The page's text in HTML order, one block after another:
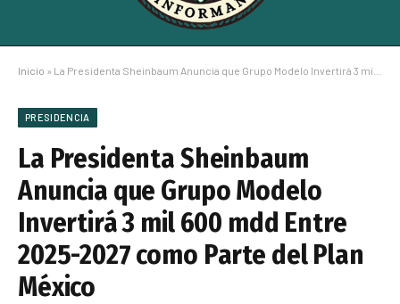
Inicio » La Presidenta Sheinbaum Anuncia que Grupo Modelo Invertirá 3 mil 600 mdd Entre 2025-2027 como Parte del Plan México
PRESIDENCIA
La Presidenta Sheinbaum
Anuncia que Grupo Modelo
Invertirá 3 mil 600 mdd Entre
2025-2027 como Parte del Plan
México